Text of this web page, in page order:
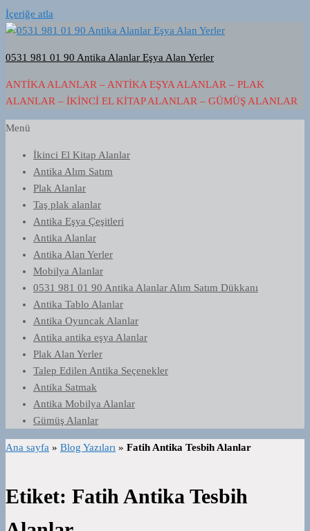
İçeriğe atla
0531 981 01 90 Antika Alanlar Eşya Alan Yerler
ANTIKA ALANLAR – ANTIKA EŞYA ALANLAR – PLAK
ALANLAR – İKINCI EL KITAP ALANLAR – GÜMÜŞ ALANLAR
Menü
İkinci El Kitap Alanlar
Antika Alım Satım
Plak Alanlar
Taş plak alanlar
Antika Eşya Çeşitleri
Antika Alanlar
Antika Alan Yerler
Mobilya Alanlar
0531 981 01 90 Antika Alanlar Alım Satım Dükkanı
Antika Tablo Alanlar
Antika Oyuncak Alanlar
Antika antika eşya Alanlar
Plak Alan Yerler
Talep Edilen Antika Seçenekler
Antika Satmak
Antika Mobilya Alanlar
Gümüş Alanlar
Ana sayfa » Blog Yazıları » Fatih Antika Tesbih Alanlar
Etiket: Fatih Antika Tesbih